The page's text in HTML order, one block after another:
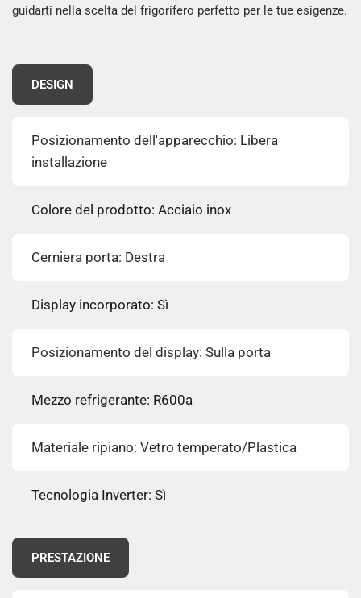
guidarti nella scelta del frigorifero perfetto per le tue esigenze.
DESIGN
Posizionamento dell'apparecchio: Libera
installazione
Colore del prodotto: Acciaio inox
Cerniera porta: Destra
Display incorporato: Sì
Posizionamento del display: Sulla porta
Mezzo refrigerante: R600a
Materiale ripiano: Vetro temperato/Plastica
Tecnologia Inverter: Sì
PRESTAZIONE